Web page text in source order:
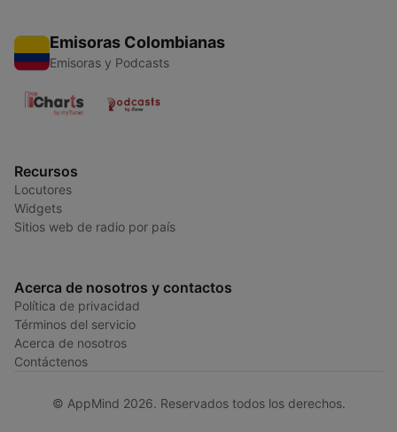
Emisoras Colombianas
Emisoras y Podcasts
Recursos
Locutores
Widgets
Sitios web de radio por país
Acerca de nosotros y contactos
Política de privacidad
Términos del servicio
Acerca de nosotros
Contáctenos
© AppMind 2026. Reservados todos los derechos.